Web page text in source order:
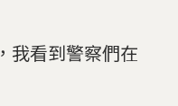
我看到警察們在